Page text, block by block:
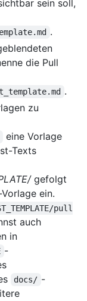
sein soll,
.
die Pull
.
zu
eine Vorlage
Texts
gefolgt
ein.
pull
auch
in
-
docs/ -